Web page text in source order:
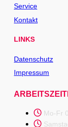
Service
Kontakt
LINKS
Datenschutz
Impressum